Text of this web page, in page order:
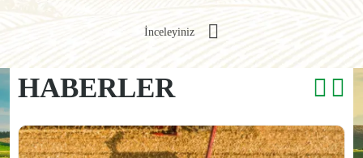
İnceleyiniz
HABERLER